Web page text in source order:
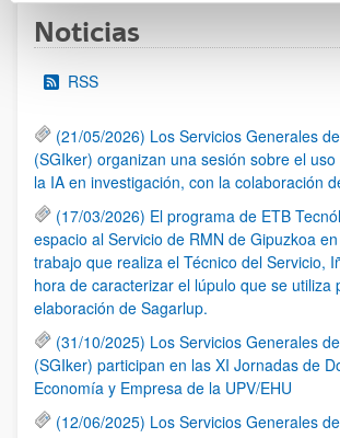
Noticias
RSS
(21/05/2026) Los Servicios Generales
(SGIker) organizan una sesión sobre el
la IA en investigación, con la colaboración
(17/03/2026) El programa de ETB
espacio al Servicio de RMN de Gipuzkoa
trabajo que realiza el Técnico del Servicio,
hora de caracterizar el lúpulo que se utiliza
elaboración de Sagarlup.
(31/10/2025) Los Servicios Generales
(SGIker) participan en las XI Jornadas de
Economía y Empresa de la UPV/EHU
(12/06/2025) Los Servicios Generales